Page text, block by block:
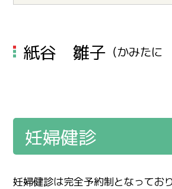
紙谷 雛子 （かみたに
妊婦健診
妊婦健診は完全予約制となってお